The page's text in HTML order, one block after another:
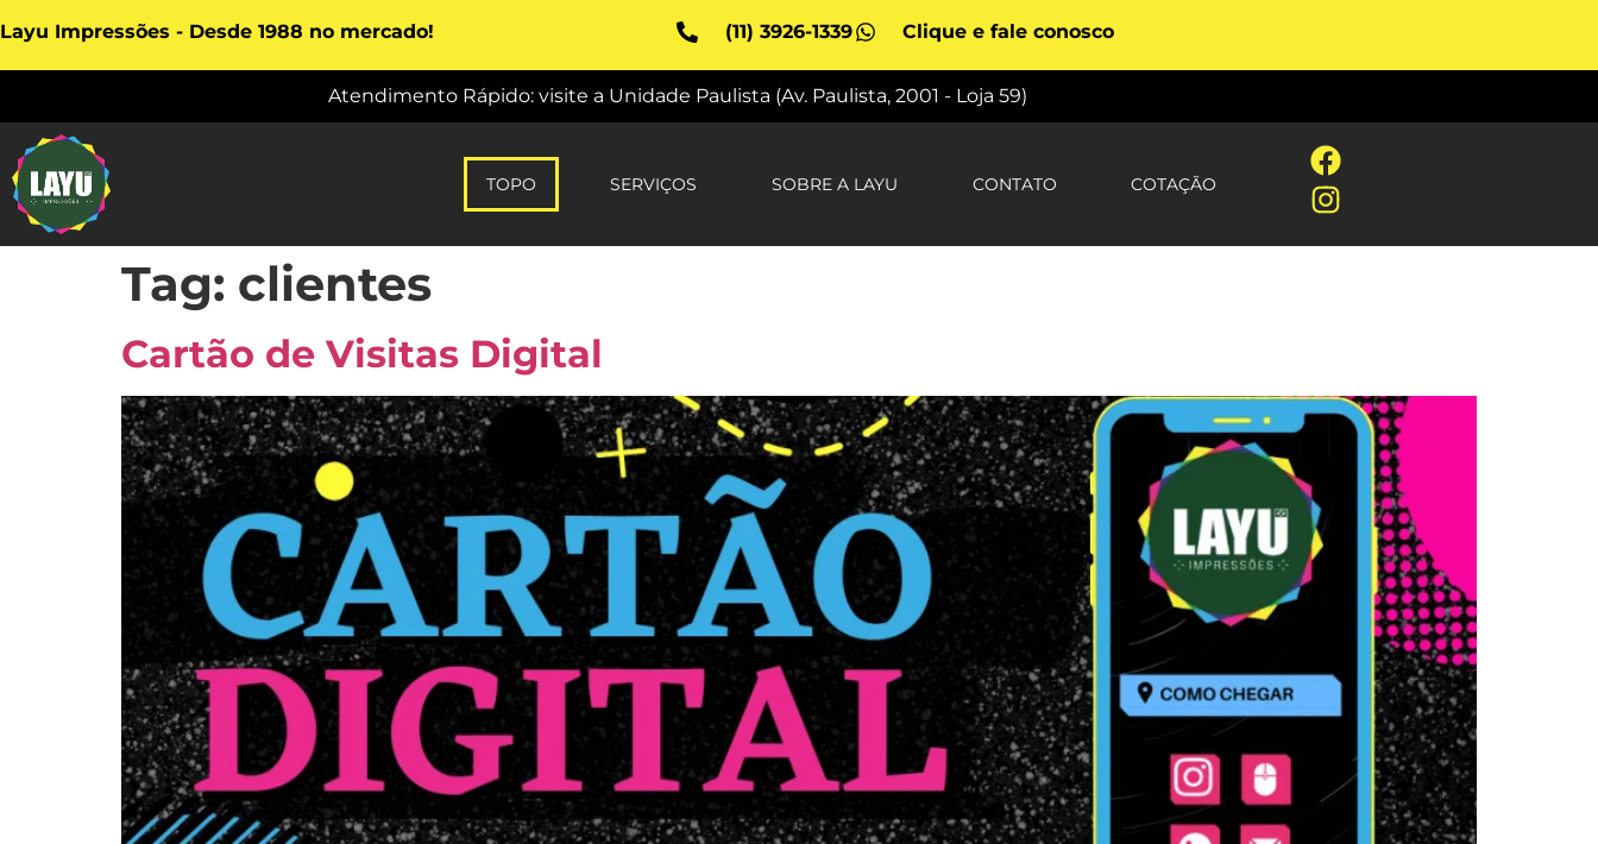
Layu Impressões - Desde 1988 no mercado! (11) 3926-1339 Clique e fale conosco
Atendimento Rápido: visite a Unidade Paulista (Av. Paulista, 2001 - Loja 59)
TOPO SERVIÇOS SOBRE A LAYU CONTATO COTAÇÃO
Tag: clientes
Cartão de Visitas Digital